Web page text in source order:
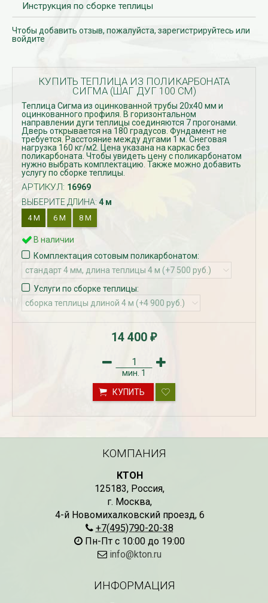
Рассада Незабудка
контейнере p9
340
Инструкция по сборке теплицы
Чтобы добавить отзыв, пожалуйста, зарегистрируйтесь или
войдите
КУПИТЬ ТЕПЛИЦА ИЗ ПОЛИКАРБОНАТА
СИГМА (ШАГ ДУГ 100 СМ)
Теплиц​а​ Сигма из оцинкованной трубы 20х40 мм и
оцинкованного профиля. В горизонтальном
направлении дуги теплицы соединяются 7 прогонами.
Дверь открывается на 180 градусов. Фундамент не
требуется. Расстояние между дугами 1 м. Снеговая
нагрузка 160 кг/м2. Цена указана на каркас без
поликарбоната. Чтобы увидеть цену с поликарбонатом
нужно выбрать комплектацию. Также можно добавить
услугу по сборке теплицы.
АРТИКУЛ: 16969
ВЫБЕРИТЕ ДЛИНА: 4 м
4 М 6 М 8 М
В наличии
Комплектация сотовым поликарбонатом:
Услуги по сборке теплицы:
14 400 ₽
мин. 1
КУПИТЬ
КОМПАНИЯ
КТОН
125183, Россия,
г. Москва,
4-й Новомихалковский проезд, 6
+7(495)790-20-38
Пн-Пт с 10:00 до 19:00
info@kton.ru
ИНФОРМАЦИЯ